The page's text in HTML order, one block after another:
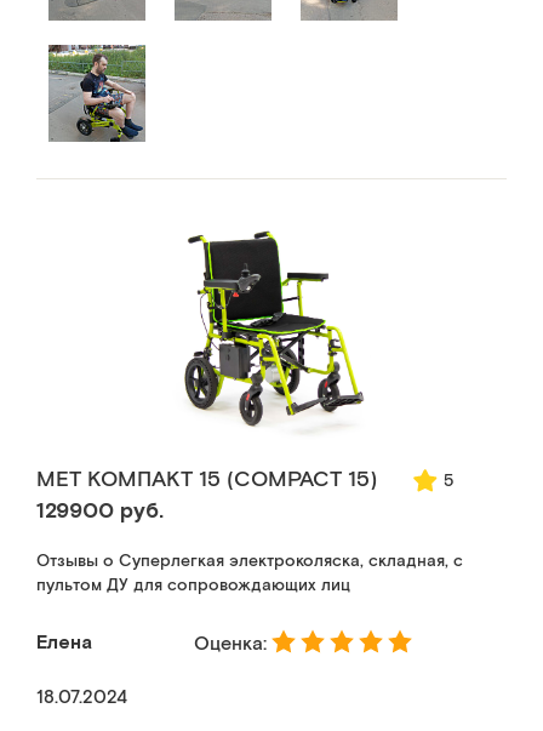
MET КОМПАКТ 15 (COMPACT 15) 5
129900 руб.
Отзывы о Суперлегкая электроколяска, складная, с
пультом ДУ для сопровождающих лиц
Елена Оценка:
18.07.2024